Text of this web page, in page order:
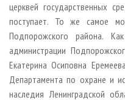
церквей государственных
поступает. То же самое
Подпорожского района.
администрации
Екатерина Осиповна
Департамента по охране и
наследия Ленинградской